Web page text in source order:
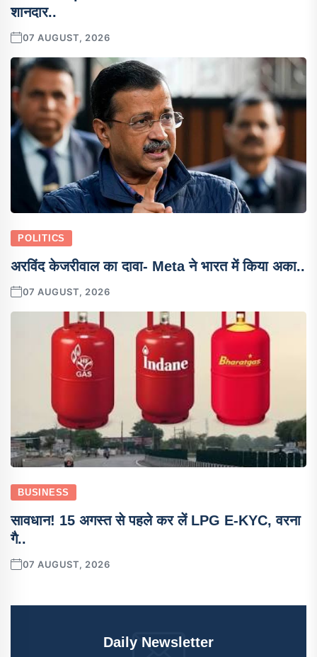
शानदार..
07 AUGUST, 2026
POLITICS
अरविंद केजरीवाल का दावा- Meta ने भारत में किया अका..
07 AUGUST, 2026
BUSINESS
सावधान! 15 अगस्त से पहले कर लें LPG E-KYC, वरना
गै..
07 AUGUST, 2026
Daily Newsletter